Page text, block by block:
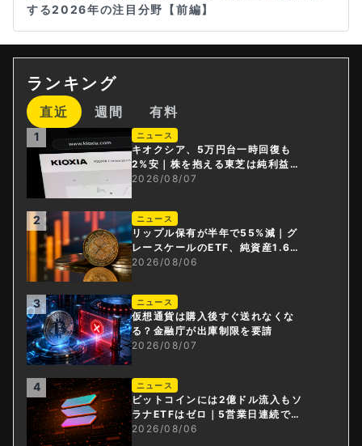
する2026年の注目分野【前編】
ランキング
直近 週間 有料
1 ニュース
キオクシア、5万円台一時回復も
2%安｜株を抱える東芝は純利益3
0倍
2026/08/07
2 ニュース
リップル保有が半年で55%減｜グ
レースケールのETF、純資産1.6億
ドル減
2026/08/06
3 ニュース
仮想通貨は購入後すぐ送れなくな
る？金融庁が出庫制限を要請
2026/08/07
4 ニュース
ビットコインには2億ドル流入もソ
ラナETFはゼロ｜5営業日連続で停
止
2026/08/06